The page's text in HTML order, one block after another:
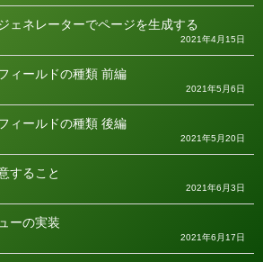
ェネレーターでページを生成する
2021年4月15日
ィールドの種類 前編
2021年5月6日
ィールドの種類 後編
2021年5月20日
すること
2021年6月3日
ーの実装
2021年6月17日